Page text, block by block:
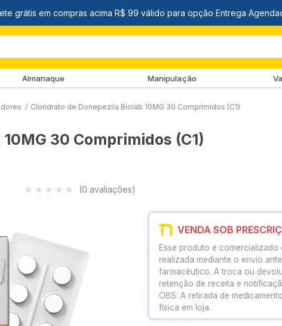
Almanaque Manipulação
/ Cloridrato de Donepezila Biolab 10MG 30 Comprimidos (C1)
30 Comprimidos (C1)
(0 avaliações)
VENDA SOB
Esse produto é
realizada mediante o envio
farmacêutico. A troca ou
retenção de receita e
OBS: A retirada de
física em loja.